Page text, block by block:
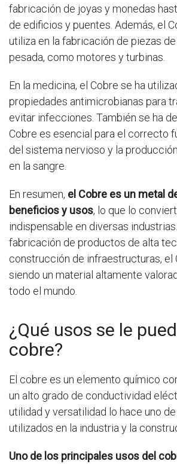
fabricación de joyas y monedas
de edificios y puentes. Además, el
utiliza en la fabricación de piezas
pesada, como motores y turbinas.
En la medicina, el Cobre se ha
propiedades antimicrobianas para
evitar infecciones. También se ha
Cobre es esencial para el correcto
del sistema nervioso y la
en la sangre.
En resumen, el Cobre es un metal
beneficios y usos, lo que lo
indispensable en diversas
fabricación de productos de alta
construcción de infraestructuras, el
siendo un material altamente
todo el mundo.
¿Qué usos se le
cobre?
El cobre es un elemento químico
un alto grado de conductividad
utilidad y versatilidad lo hace uno
utilizados en la industria y la
Uno de los principales usos del